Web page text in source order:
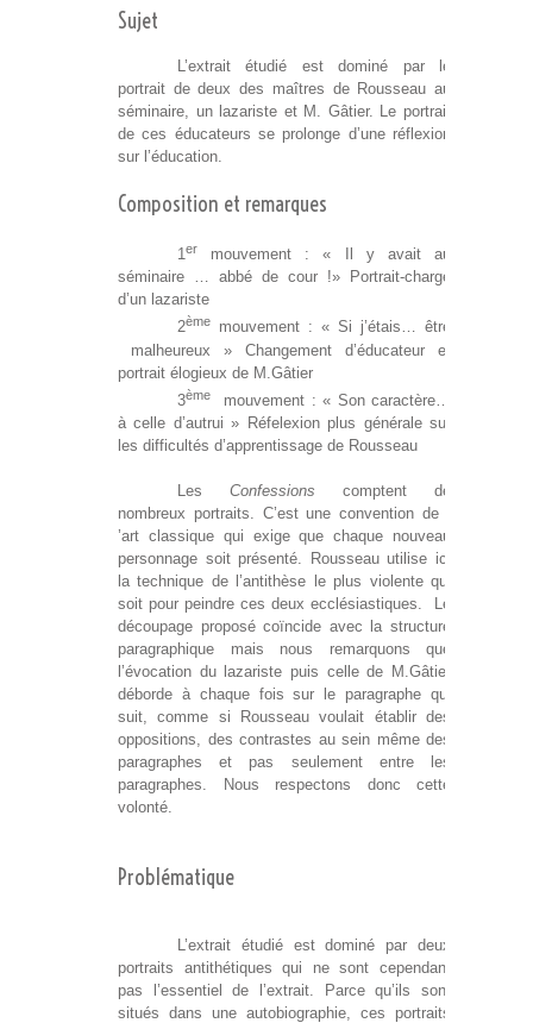
Sujet
L’extrait étudié est dominé par le
portrait de deux des maîtres de Rousseau au
séminaire, un lazariste et M. Gâtier. Le portrait
de ces éducateurs se prolonge d’une réflexion
sur l’éducation.
Composition et remarques
1er
mouvement : « Il y avait au
séminaire … abbé de cour !» Portrait-charge
d’un lazariste
2ème
mouvement : « Si j’étais… être
malheureux » Changement d’éducateur et
portrait élogieux de M.Gâtier
3ème
mouvement : « Son caractère…
à celle d’autrui » Réfelexion plus générale sur
les difficultés d’apprentissage de Rousseau
Les Confessions comptent de
nombreux portraits. C’est une convention de l
’art classique qui exige que chaque nouveau
personnage soit présenté. Rousseau utilise ici
la technique de l’antithèse le plus violente qui
soit pour peindre ces deux ecclésiastiques. Le
découpage proposé coïncide avec la structure
paragraphique mais nous remarquons que
l’évocation du lazariste puis celle de M.Gâtier
déborde à chaque fois sur le paragraphe qui
suit, comme si Rousseau voulait établir des
oppositions, des contrastes au sein même des
paragraphes et pas seulement entre les
paragraphes. Nous respectons donc cette
volonté.
Problématique
L’extrait étudié est dominé par deux
portraits antithétiques qui ne sont cependant
pas l’essentiel de l’extrait. Parce qu’ils sont
situés dans une autobiographie, ces portraits